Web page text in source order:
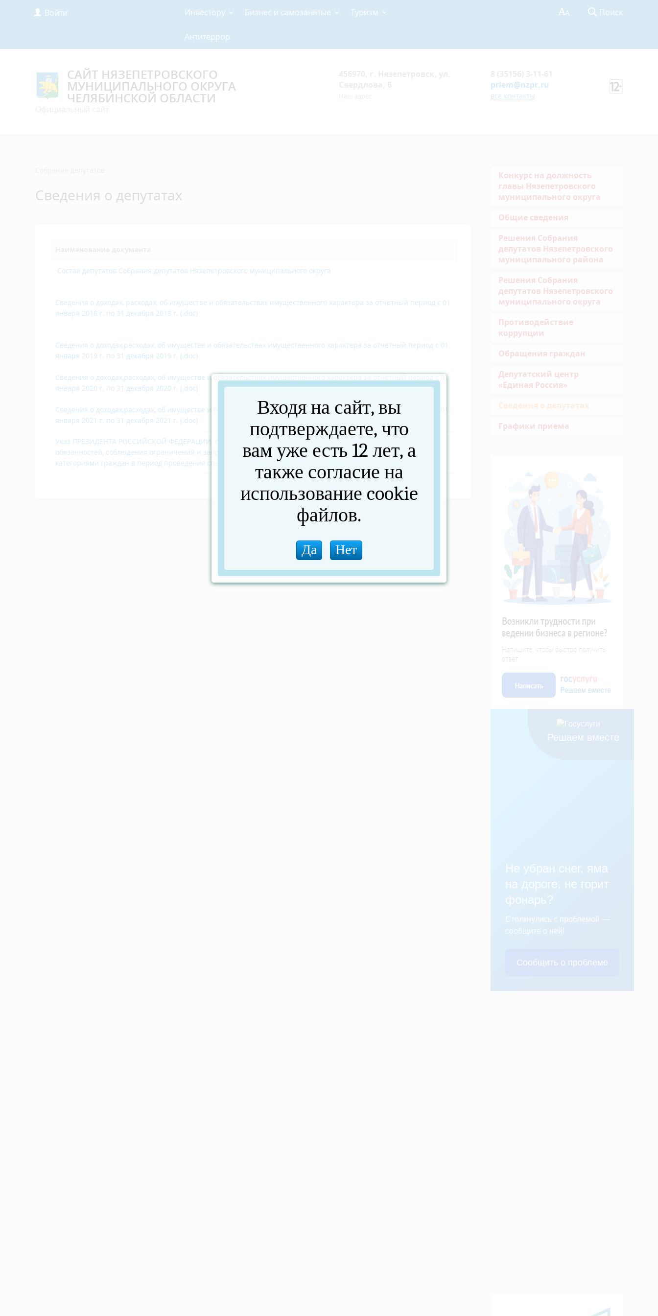
Войти Инвестору Бизнес и самозанятые Туризм
Антитеррор
Поиск
САЙТ НЯЗЕПЕТРОВСКОГО
МУНИЦИПАЛЬНОГО ОКРУГА
ЧЕЛЯБИНСКОЙ ОБЛАСТИ
priem@nzpr.ru
все контакты
Сведения о депутатах
Состав депутатов Собрания депутатов Нязепетровского муниципального округа
Сведения о доходах, расходах, об имуществе и обязательствах имущественного характера за отчетный период с 01
января 2018 г. по 31 декабря 2018 г. (.doc)
Сведения о доходах,расходах, об имуществе и обязательствах имущественного характера за отчетный период с 01
января 2019 г. по 31 декабря 2019 г. (.doc)
Сведения о доходах,расходах, об имуществе и обязательствах имущественного характера за отчетный период с 01
января 2020 г. по 31 декабря 2020 г. (.doc)
Сведения о доходах,расходах, об имуществе и обязательствах имущественного характера за отчетный период с 01
января 2021 г. по 31 декабря 2021 г. (.doc)
Указ ПРЕЗИДЕНТА РОССИЙСКОЙ ФЕДЕРАЦИИ от 29 декабря 2022 года № 968 "Об особенностях исполнения
обязанностей, соблюдения ограничений и запретов в области противодействия коррупции некоторыми
категориями граждан в период проведения специальной военной операции"
Конкурс на должность
главы Нязепетровского
муниципального округа
Общие сведения
Решения Собрания
депутатов Нязепетровского
муниципального района
Решения Собрания
депутатов Нязепетровского
муниципального округа
Противодействие
коррупции
Обращения граждан
Депутатский центр
«Единая Россия»
Сведения о депутатах
Графики приема
Решаем вместе
Не убран снег, яма
на дороге, не горит
фонарь?
Столкнулись с проблемой —
сообщите о ней!
Сообщить о проблеме
Входя на сайт, вы
подтверждаете, что
вам уже есть 12 лет, а
также согласие на
использование cookie
файлов.